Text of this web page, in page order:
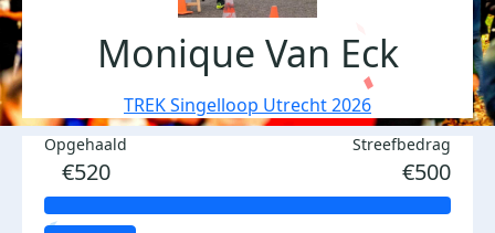
Monique Van Eck
TREK Singelloop Utrecht 2026
Opgehaald
€520
Streefbedrag
€500